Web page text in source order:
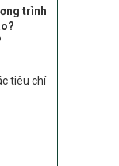
nước
quốc
nghèo
xã hội
miền
I: Từ
trình
tiêu chí